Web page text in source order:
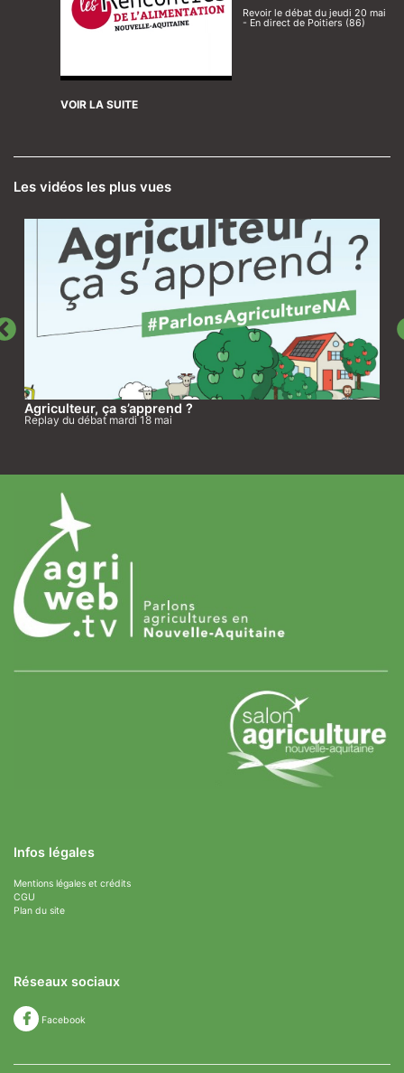
Revoir le débat du jeudi 20 mai
- En direct de Poitiers (86)
VOIR LA SUITE
Les vidéos les plus vues
Agriculteur, ça s’apprend ?
Replay du débat mardi 18 mai
Infos légales
Mentions légales et crédits
CGU
Plan du site
Réseaux sociaux
Facebook